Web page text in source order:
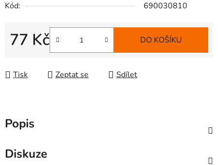
Kód:
690030810
77 Kč
Měrná cena:
DO KOŠÍKU
Tisk Zeptat se Sdílet
Popis
Diskuze